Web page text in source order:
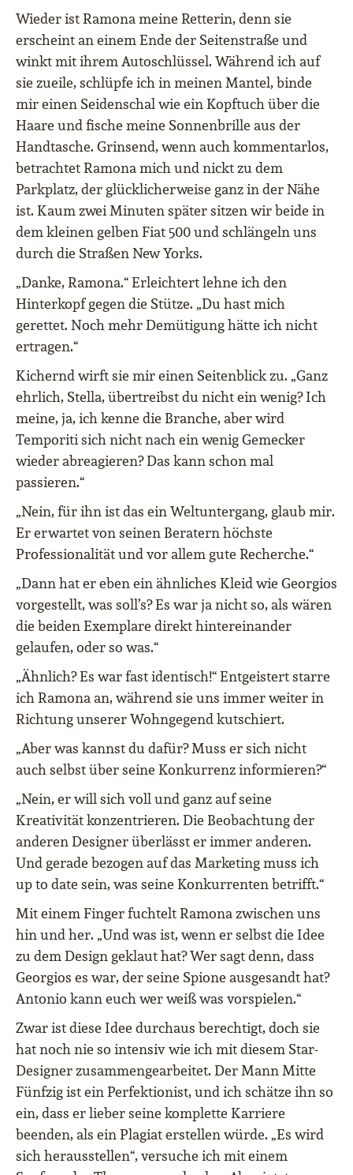
Wieder ist Ramona meine Retterin, denn sie
erscheint an einem Ende der Seitenstraße und
winkt mit ihrem Autoschlüssel. Während ich auf
sie zueile, schlüpfe ich in meinen Mantel, binde
mir einen Seidenschal wie ein Kopftuch über die
Haare und fische meine Sonnenbrille aus der
Handtasche. Grinsend, wenn auch kommentarlos,
betrachtet Ramona mich und nickt zu dem
Parkplatz, der glücklicherweise ganz in der Nähe
ist. Kaum zwei Minuten später sitzen wir beide in
dem kleinen gelben Fiat 500 und schlängeln uns
durch die Straßen New Yorks.
„Danke, Ramona.“ Erleichtert lehne ich den
Hinterkopf gegen die Stütze. „Du hast mich
gerettet. Noch mehr Demütigung hätte ich nicht
ertragen.“
Kichernd wirft sie mir einen Seitenblick zu. „Ganz
ehrlich, Stella, übertreibst du nicht ein wenig? Ich
meine, ja, ich kenne die Branche, aber wird
Temporiti sich nicht nach ein wenig Gemecker
wieder abreagieren? Das kann schon mal
passieren.“
„Nein, für ihn ist das ein Weltuntergang, glaub mir.
Er erwartet von seinen Beratern höchste
Professionalität und vor allem gute Recherche.“
„Dann hat er eben ein ähnliches Kleid wie Georgios
vorgestellt, was soll’s? Es war ja nicht so, als wären
die beiden Exemplare direkt hintereinander
gelaufen, oder so was.“
„Ähnlich? Es war fast identisch!“ Entgeistert starre
ich Ramona an, während sie uns immer weiter in
Richtung unserer Wohngegend kutschiert.
„Aber was kannst du dafür? Muss er sich nicht
auch selbst über seine Konkurrenz informieren?“
„Nein, er will sich voll und ganz auf seine
Kreativität konzentrieren. Die Beobachtung der
anderen Designer überlässt er immer anderen.
Und gerade bezogen auf das Marketing muss ich
up to date sein, was seine Konkurrenten betrifft.“
Mit einem Finger fuchtelt Ramona zwischen uns
hin und her. „Und was ist, wenn er selbst die Idee
zu dem Design geklaut hat? Wer sagt denn, dass
Georgios es war, der seine Spione ausgesandt hat?
Antonio kann euch wer weiß was vorspielen.“
Zwar ist diese Idee durchaus berechtigt, doch sie
hat noch nie so intensiv wie ich mit diesem Star-
Designer zusammengearbeitet. Der Mann Mitte
Fünfzig ist ein Perfektionist, und ich schätze ihn so
ein, dass er lieber seine komplette Karriere
beenden, als ein Plagiat erstellen würde. „Es wird
sich herausstellen“, versuche ich mit einem